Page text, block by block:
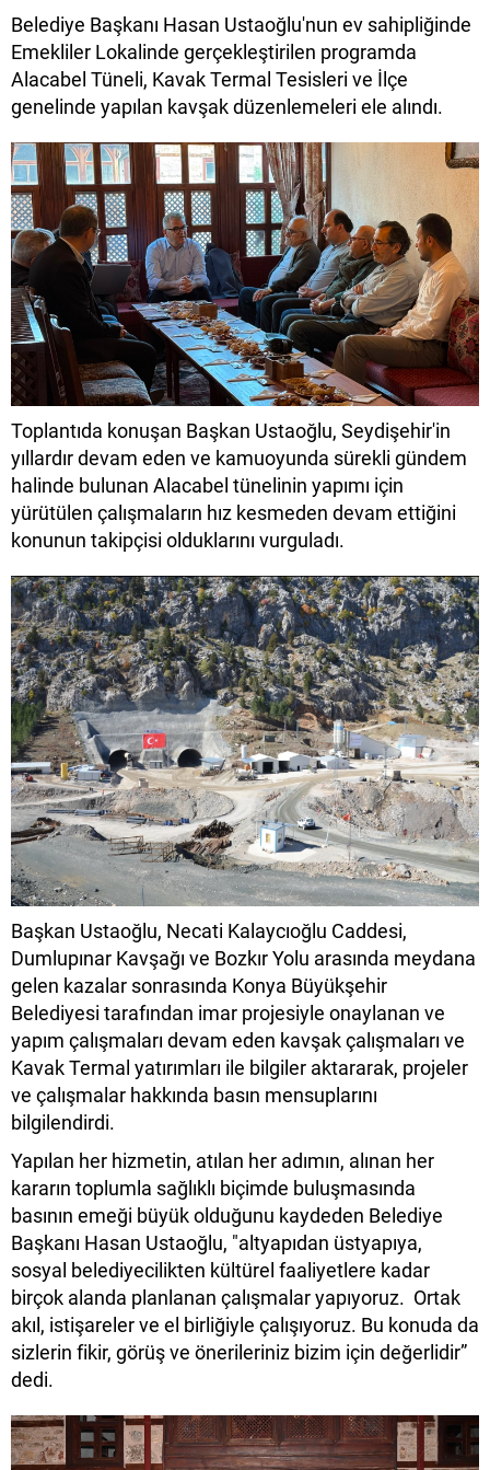
Belediye Başkanı Hasan Ustaoğlu'nun ev sahipliğinde
Emekliler Lokalinde gerçekleştirilen programda
Alacabel Tüneli, Kavak Termal Tesisleri ve İlçe
genelinde yapılan kavşak düzenlemeleri ele alındı.
Toplantıda konuşan Başkan Ustaoğlu, Seydişehir'in
yıllardır devam eden ve kamuoyunda sürekli gündem
halinde bulunan Alacabel tünelinin yapımı için
yürütülen çalışmaların hız kesmeden devam ettiğini
konunun takipçisi olduklarını vurguladı.
Başkan Ustaoğlu, Necati Kalaycıoğlu Caddesi,
Dumlupınar Kavşağı ve Bozkır Yolu arasında meydana
gelen kazalar sonrasında Konya Büyükşehir
Belediyesi tarafından imar projesiyle onaylanan ve
yapım çalışmaları devam eden kavşak çalışmaları ve
Kavak Termal yatırımları ile bilgiler aktararak, projeler
ve çalışmalar hakkında basın mensuplarını
bilgilendirdi.
Yapılan her hizmetin, atılan her adımın, alınan her
kararın toplumla sağlıklı biçimde buluşmasında
basının emeği büyük olduğunu kaydeden Belediye
Başkanı Hasan Ustaoğlu, "altyapıdan üstyapıya,
sosyal belediyecilikten kültürel faaliyetlere kadar
birçok alanda planlanan çalışmalar yapıyoruz. Ortak
akıl, istişareler ve el birliğiyle çalışıyoruz. Bu konuda da
sizlerin fikir, görüş ve önerileriniz bizim için değerlidir”
dedi.